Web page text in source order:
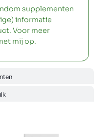
supplementen
informatie
Voor meer
mij op.